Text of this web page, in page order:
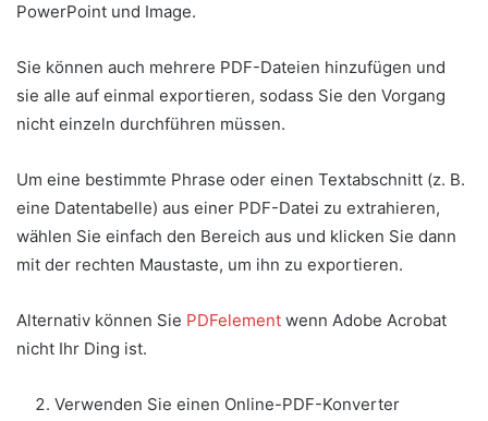
PowerPoint und Image.
Sie können auch mehrere PDF-Dateien hinzufügen und
sie alle auf einmal exportieren, sodass Sie den Vorgang
nicht einzeln durchführen müssen.
Um eine bestimmte Phrase oder einen Textabschnitt (z. B.
eine Datentabelle) aus einer PDF-Datei zu extrahieren,
wählen Sie einfach den Bereich aus und klicken Sie dann
mit der rechten Maustaste, um ihn zu exportieren.
Alternativ können Sie PDFelement wenn Adobe Acrobat
nicht Ihr Ding ist.
Verwenden Sie einen Online-PDF-Konverter